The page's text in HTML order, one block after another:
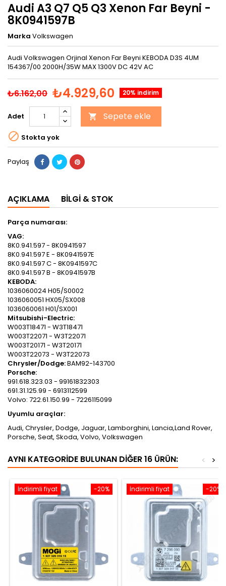
Audi A3 Q7 Q5 Q3 Xenon Far Beyni -
8K0941597B
Marka Volkswagen
Audi Volkswagen Orjinal Xenon Far Beyni KEBODA D3S 4UM
154367/00 2000H/35W MAX 1300V DC 42V AC
₺6.162,00 ₺4.929,60 20% indirim
Adet  Sepete ekle
 Stokta yok
Paylaş
AÇIKLAMA BILGI & STOK
Parça numarası:
VAG:
8K0.941.597 - 8K0941597
8K0.941.597 E - 8K0941597E
8K0.941.597 C - 8K0941597C
8K0.941.597 B - 8K0941597B
KEBODA:
1036060024 H05/S0002
1036060051 HX05/SX008
1036060061 H01/SX001
Mitsubishi-Electric:
W003T18471 - W3T18471
W003T22071 - W3T22071
W003T20171 - W3T20171
W003T22073 - W3T22073
Chrysler/Dodge:BAM92-143700
Porsche:
991.618.323.03 - 99161832303
691.31.125.99 - 6913112599
Volvo: 722.61.150.99 - 7226115099
​Uyumlu araçlar:
Audi, Chrysler, Dodge, Jaguar, Lamborghini, Lancia,Land Rover,
Porsche, Seat, Skoda, Volvo, Volkswagen
AYNI KATEGORIDE BULUNAN DIĞER 16 ÜRÜN: >
<
-20%
İndirimli fiyat -20%
İndirimli fiyat